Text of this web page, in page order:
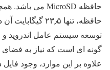
حافظه، تنها
گونه ای است که نیاز به
علاوه بر این موارد، وجود